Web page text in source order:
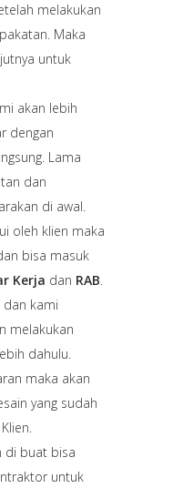
melakukan
Maka
untuk
akan lebih
dengan
Lama
dan
di awal.
oleh klien maka
bisa masuk
Kerja dan RAB.
dan kami
melakukan
dahulu.
maka akan
yang sudah
di buat bisa
untuk